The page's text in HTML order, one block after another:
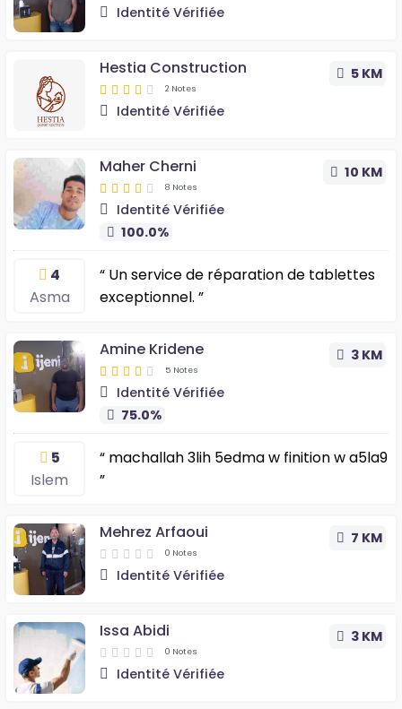
Identité Vérifiée
5 KM
Hestia Construction
2 Notes
Identité Vérifiée
10 KM
Maher Cherni
8 Notes
Identité Vérifiée
100.0%
4
Asma
“ Un service de réparation de tablettes
exceptionnel. ”
3 KM
Amine Kridene
5 Notes
Identité Vérifiée
75.0%
5
islem
“ machallah 3lih 5edma w finition w a5la9
”
7 KM
Mehrez Arfaoui
0 Notes
Identité Vérifiée
3 KM
Issa Abidi
0 Notes
Identité Vérifiée